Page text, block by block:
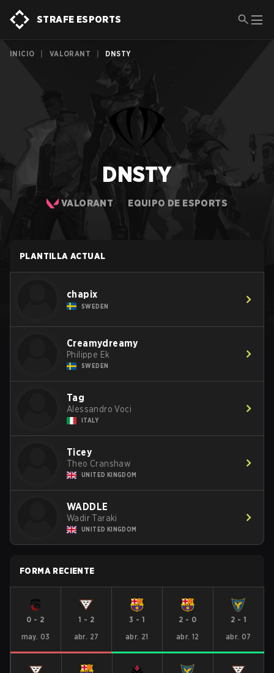
STRAFE ESPORTS
INICIO VALORANT DNSTY
DNSTY
VALORANT EQUIPO DE ESPORTS
PLANTILLA ACTUAL
chapix
SWEDEN
Creamydreamy
Philippe Ek
SWEDEN
Tag
Alessandro Voci
ITALY
Ticey
Theo Cranshaw
UNITED KINGDOM
WADDLE
Wadir Taraki
UNITED KINGDOM
FORMA RECIENTE
0 - 2
may. 03
1 - 2
abr. 27
3 - 1
abr. 21
2 - 0
abr. 12
2 - 1
abr. 07